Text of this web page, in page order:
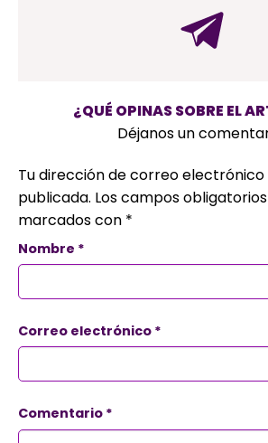
¿QUÉ OPINAS SOBRE EL
Déjanos un
Tu dirección de correo electrónico
publicada. Los campos
marcados con *
Nombre *
Correo electrónico *
Comentario *